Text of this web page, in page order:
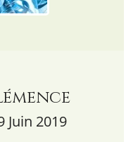
Juin 2019